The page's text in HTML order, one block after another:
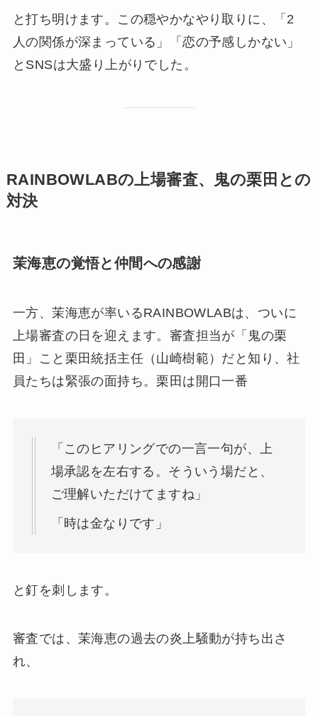
と打ち明けます。この穏やかなやり取りに、「2
人の関係が深まっている」「恋の予感しかない」
とSNSは大盛り上がりでした。
RAINBOWLABの上場審査、鬼の栗田との
対決
茉海恵の覚悟と仲間への感謝
一方、茉海恵が率いるRAINBOWLABは、ついに
上場審査の日を迎えます。審査担当が「鬼の栗
田」こと栗田統括主任（山崎樹範）だと知り、社
員たちは緊張の面持ち。栗田は開口一番
「このヒアリングでの一言一句が、上
場承認を左右する。そういう場だと、
ご理解いただけてますね」
「時は金なりです」
と釘を刺します。
審査では、茉海恵の過去の炎上騒動が持ち出さ
れ、